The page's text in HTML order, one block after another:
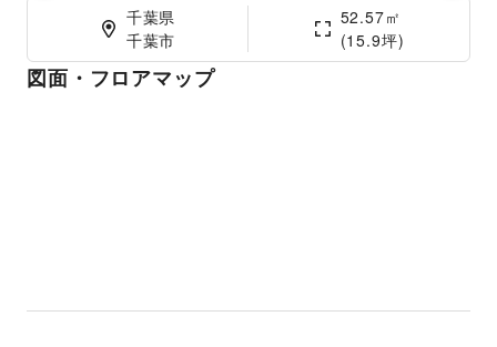
千葉県
千葉市
52.57㎡
(15.9坪)
図面・フロアマップ